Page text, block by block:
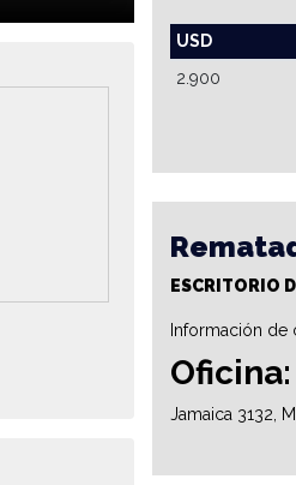
USD
2.900
ESCRITORIO
Información de
Oficina:
Jamaica 3132,